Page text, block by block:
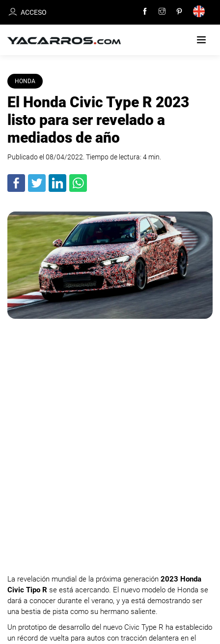
ACCESO
INICIO
CARROS
EN
VENTA
TU
DEALERS
NOTICIAS
CONTACTO
HONDA
El Honda Civic Type R 2023
listo para ser revelado a
mediados de año
Publicado el 08/04/2022. Tiempo de lectura: 4 min
La revelación mundial de la próxima generación 2023 Honda
Civic Tipo R se está acercando. El nuevo modelo de Honda se
dará a conocer durante el verano, y ya está demostrando ser
una bestia de pista como su hermano saliente.
Un prototipo de desarrollo del nuevo Civic Type R ha establecido
un récord de vuelta para autos con tracción delantera en el